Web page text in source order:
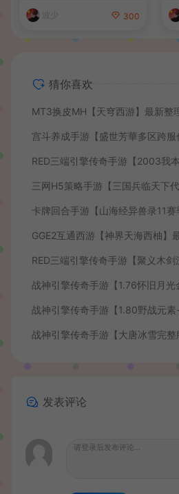
波少 300
猜你喜欢
发表评论